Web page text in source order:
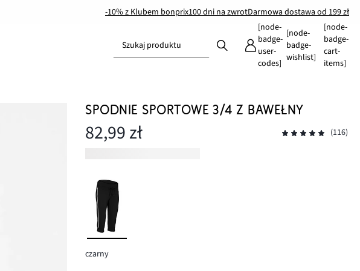
-10% z Klubem bonprix100 dni na zwrotDarmowa dostawa od 199 zł
Szukaj produktu
[node-
badge-
user-
codes]
[node-
badge-
wishlist]
[node-
badge-
cart-
items]
SPODNIE SPORTOWE 3/4 Z BAWEŁNY
82,99 zł (116)
czarny